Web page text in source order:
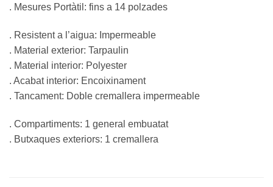
. Mesures Portàtil: fins a 14 polzades
. Resistent a l’aigua: Impermeable
. Material exterior: Tarpaulin
. Material interior: Polyester
. Acabat interior: Encoixinament
. Tancament: Doble cremallera impermeable
. Compartiments: 1 general embuatat
. Butxaques exteriors: 1 cremallera